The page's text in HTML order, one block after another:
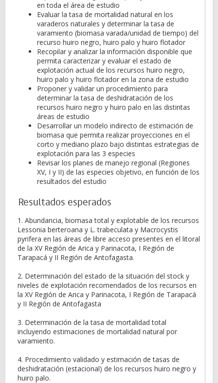
en toda el área de estudio
Evaluar la tasa de mortalidad natural en los
varaderos naturales y determinar la tasa de
varamiento (biomasa varada/unidad de tiempo) del
recurso huiro negro, huiro palo y huiro flotador
Recopilar y analizar la información disponible que
permita caracterizar y evaluar el estado de
explotación actual de los recursos huiro negro,
huiro palo y huiro flotador en la zona de estudio
Proponer y validar un procedimiento para
determinar la tasa de deshidratación de los
recursos huiro negro y huiro palo en las distintas
áreas de estudio
Desarrollar un modelo indirecto de estimación de
biomasa que permita realizar proyecciones en el
corto y mediano plazo bajo distintas estrategias de
explotación para las 3 especies
Revisar los planes de manejo regional (Regiones
XV, I y II) de las especies objetivo, en función de los
resultados del estudio
Resultados esperados
1. Abundancia, biomasa total y explotable de los recursos
Lessonia berteroana y L. trabeculata y Macrocystis
pyrifera en las áreas de libre acceso presentes en el litoral
de la XV Región de Arica y Parinacota, I Región de
Tarapacá y II Región de Antofagasta.
2. Determinación del estado de la situación del stock y
niveles de explotación recomendados de los recursos en
la XV Región de Arica y Parinacota, I Región de Tarapacá
y II Región de Antofagasta
3. Determinación de la tasa de mortalidad total
incluyendo estimaciones de mortalidad natural por
varamiento.
4. Procedimiento validado y estimación de tasas de
deshidratación (estacional) de los recursos huiro negro y
huiro palo.